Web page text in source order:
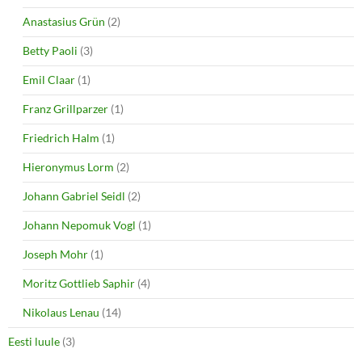
) w
)
Anastasius Grün (2)
Betty Paoli (3)
Emil Claar (1)
Franz Grillparzer (1)
Friedrich Halm (1)
Hieronymus Lorm (2)
Johann Gabriel Seidl (2)
Johann Nepomuk Vogl (1)
Joseph Mohr (1)
Moritz Gottlieb Saphir (4)
Nikolaus Lenau (14)
Eesti luule (3)